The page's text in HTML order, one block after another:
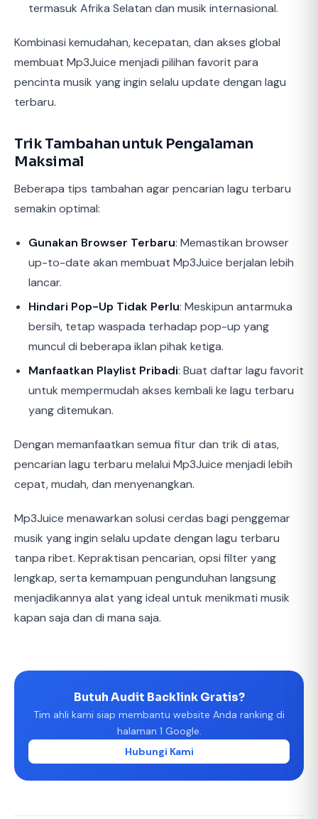
termasuk Afrika Selatan dan musik internasional.
Kombinasi kemudahan, kecepatan, dan akses global
membuat Mp3Juice menjadi pilihan favorit para
pencinta musik yang ingin selalu update dengan lagu
terbaru.
Trik Tambahan untuk Pengalaman
Maksimal
Beberapa tips tambahan agar pencarian lagu terbaru
semakin optimal:
Gunakan Browser Terbaru: Memastikan browser
up-to-date akan membuat Mp3Juice berjalan lebih
lancar.
Hindari Pop-Up Tidak Perlu: Meskipun antarmuka
bersih, tetap waspada terhadap pop-up yang
muncul di beberapa iklan pihak ketiga.
Manfaatkan Playlist Pribadi: Buat daftar lagu favorit
untuk mempermudah akses kembali ke lagu terbaru
yang ditemukan.
Dengan memanfaatkan semua fitur dan trik di atas,
pencarian lagu terbaru melalui Mp3Juice menjadi lebih
cepat, mudah, dan menyenangkan.
Mp3Juice menawarkan solusi cerdas bagi penggemar
musik yang ingin selalu update dengan lagu terbaru
tanpa ribet. Kepraktisan pencarian, opsi filter yang
lengkap, serta kemampuan pengunduhan langsung
menjadikannya alat yang ideal untuk menikmati musik
kapan saja dan di mana saja.
Butuh Audit Backlink Gratis?
Tim ahli kami siap membantu website Anda ranking di
halaman 1 Google.
Hubungi Kami